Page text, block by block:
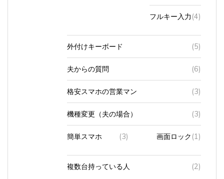
フルキー入力 (4)
外付けキーボード (5)
夫からの質問 (6)
格安スマホの営業マン (3)
機種変更（夫の場合） (3)
簡単スマホ (3) 画面ロック (1)
複数台持っている人 (2)